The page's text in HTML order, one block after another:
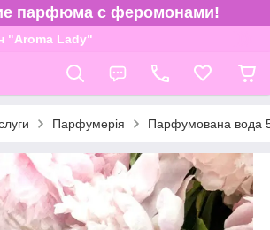
парфюма с феромонами!
"Aroma Lady"
Парфумерія Парфумована вода